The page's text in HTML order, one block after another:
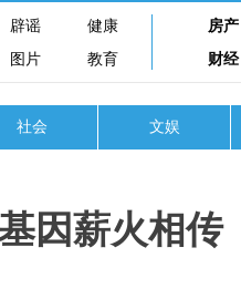
辟谣
健康
图片 教育
房产
财经
社会 文娱
因薪火相传